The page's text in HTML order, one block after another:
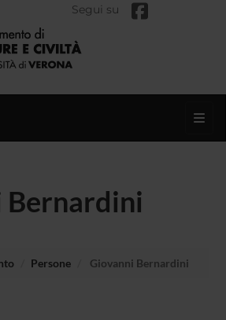
Segui su
Bernardini
Persone Giovanni Bernardini